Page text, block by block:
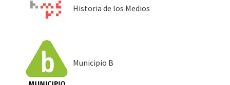
Historia de los Medios
Municipio B